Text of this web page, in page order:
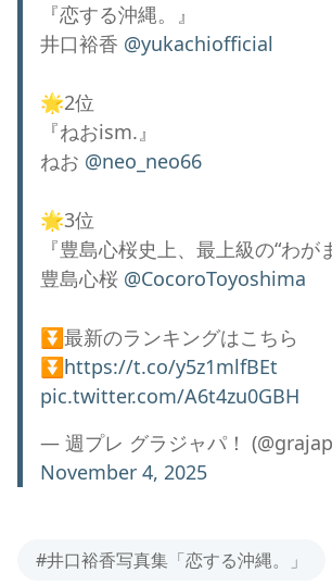
『恋する沖縄。』
井口裕香 @yukachiofficial
🌟2位
『ねおism.』
ねお @neo_neo66
🌟3位
『豊島心桜史上、最上級の“わが
豊島心桜 @CocoroToyoshima
⏬最新のランキングはこちら
⏬https://t.co/y5z1mlfBEt
pic.twitter.com/A6t4zu0GBH
— 週プレ グラジャパ！
November 4, 2025
#井口裕香写真集「恋する沖縄。」